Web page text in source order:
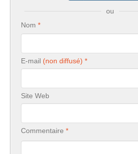
ou
Nom
E-mail
Site Web
Commentaire